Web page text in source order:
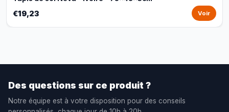
€19,23 Voir
Des questions sur ce produit ?
Notre équipe est à votre disposition pour des conseils